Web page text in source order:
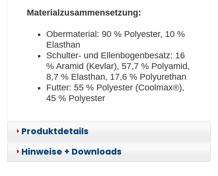
Materialzusammensetzung:
Obermaterial: 90 % Polyester, 10 %
Elasthan
Schulter- und Ellenbogenbesatz: 16
% Aramid (Kevlar), 57,7 % Polyamid,
8,7 % Elasthan, 17,6 % Polyurethan
Futter: 55 % Polyester (Coolmax®),
45 % Polyester
Produktdetails
Hinweise + Downloads